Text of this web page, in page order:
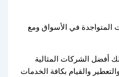
في الأسواق ومع
أفضل الشركات المثالية
والقيام بكافة الخدمات